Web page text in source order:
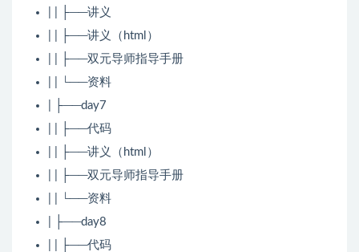
| | ├──讲义
| | ├──讲义（html）
| | ├──双元导师指导手册
| | └──资料
| ├──day7
| | ├──代码
| | ├──讲义（html）
| | ├──双元导师指导手册
| | └──资料
| ├──day8
| | ├──代码